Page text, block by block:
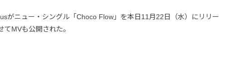
がニュー・シングル「Choco Flow」を本日11月22日（水）にリリー
てMVも公開された。